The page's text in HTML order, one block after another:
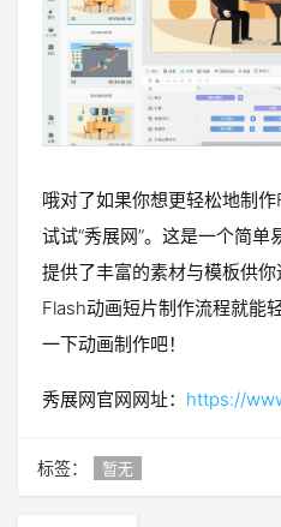
哦对了如果你想更轻松地制
试试“秀展网”。这是一个简单
提供了丰富的素材与模板供
Flash动画短片制作流程就能
一下动画制作吧！
秀展网官网网址： https://
标签： 暂无